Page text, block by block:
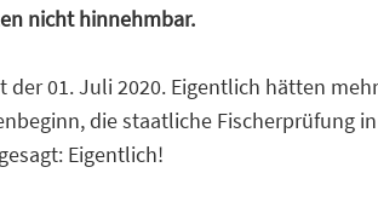
nicht hinnehmbar.
der 01. Juli 2020. Eigentlich hätten
die staatliche Fischerprüfung
Eigentlich!